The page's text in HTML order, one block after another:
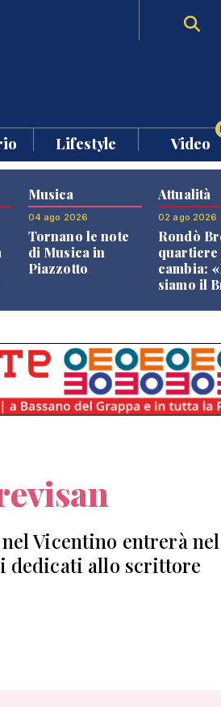
Lifestyle Video
Musica
04 ago 2026
Tornano le note
di Musica in
Piazzotto
Attualità
02 ago 2026
Rondò
quartiere
cambia:
siamo il
Vicentino entrerà
dedicati allo scrittore